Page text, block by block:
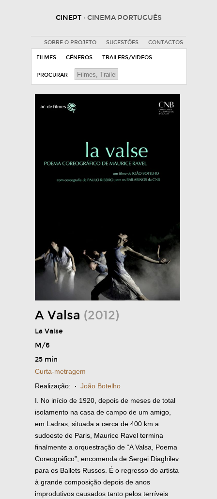
CINEPT · CINEMA PORTUGUÊS
SOBRE O PROJETO SUGESTÕES CONTACTOS
FILMES GÉNEROS TRAILERS/VIDEOS
PROCURAR
A Valsa (2012)
La Valse
M/6
25 min
Curta-metragem
Realização: · João Botelho
I. No início de 1920, depois de meses de total
isolamento na casa de campo de um amigo,
em Ladras, situada a cerca de 400 km a
sudoeste de Paris, Maurice Ravel termina
finalmente a orquestração de “A Valsa, Poema
Coreográfico”, encomenda de Sergei Diaghilev
para os Ballets Russos. É o regresso do artista
à grande composição depois de anos
improdutivos causados tanto pelos terríveis